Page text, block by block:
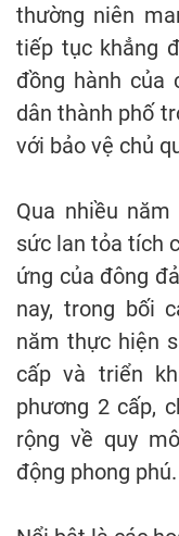
thường niên
tiếp tục khẳng
đồng hành của
dân thành phố
với bảo vệ chủ
Qua nhiều
sức lan tỏa tích
ứng của đông
nay, trong bối
năm thực hiện
cấp và triển
phương 2 cấp,
rộng về quy
động phong phú.